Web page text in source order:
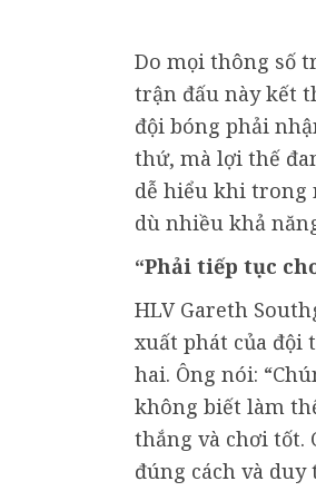
Do mọi thông số
trận đấu này kết
đội bóng phải
thứ, mà lợi thế
dễ hiểu khi trong
dù nhiều khả
“Phải tiếp tục
HLV Gareth
xuất phát của đội
hai. Ông nói:
không biết làm
thắng và chơi tốt.
đúng cách và